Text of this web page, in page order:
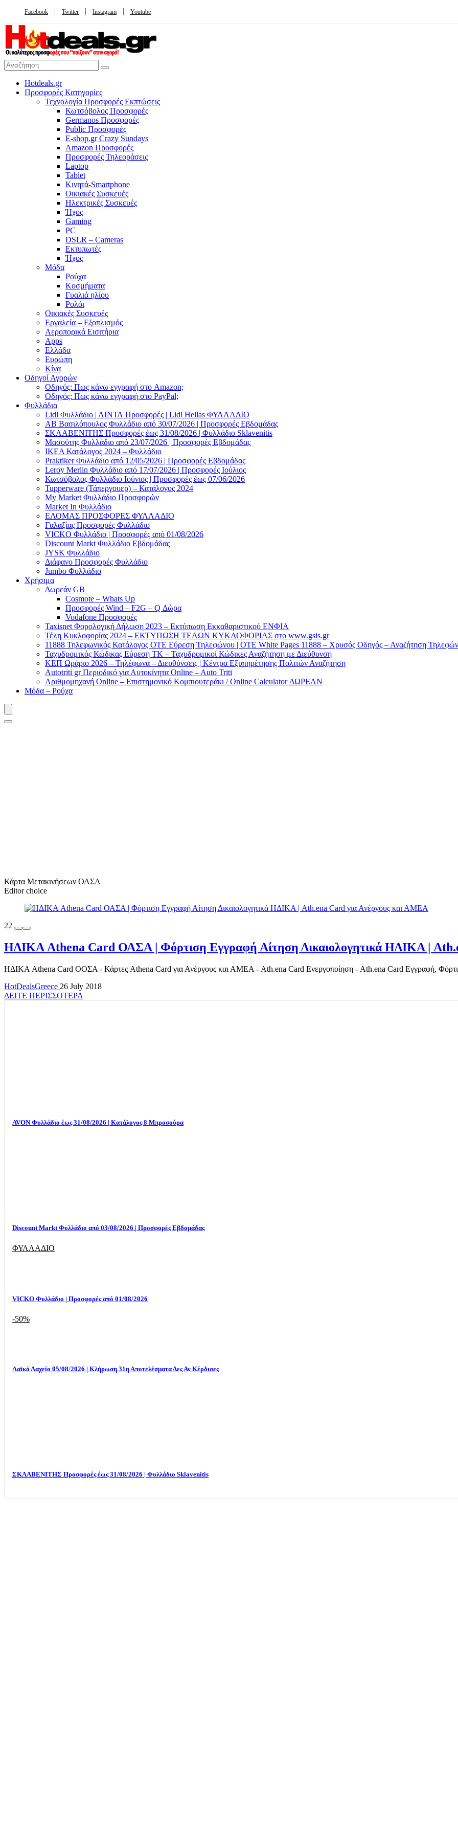
Facebook Twitter Instagram Youtube
Hotdeals.gr
Προσφορές Κατηγορίες
Τεχνολογία Προσφορές Εκπτώσεις
Κωτσόβολος Προσφορές
Germanos Προσφορές
Public Προσφορές
E-shop.gr Crazy Sundays
Amazon Προσφορές
Προσφορές Τηλεοράσεις
Laptop
Tablet
Κινητά-Smartphone
Οικιακές Συσκευές
Hλεκτρικές Συσκευές
Ήχος
Gaming
PC
DSLR – Cameras
Εκτυπωτές
Ήχος
Μόδα
Ρούχα
Κοσμήματα
Γυαλιά ηλίου
Ρολόι
Οικιακές Συσκευές
Εργαλεία – Εξοπλισμός
Αεροπορικά Εισιτήρια
Apps
Ελλάδα
Ευρώπη
Κίνα
Οδηγοί Αγορών
Οδηγός: Πως κάνω εγγραφή στο Amazon;
Οδηγός: Πως κάνω εγγραφή στο PayPal;
Φυλλάδια
Lidl Φυλλάδιο | ΛΙΝΤΛ Προσφορές | Lidl Hellas ΦΥΛΛΑΔΙΟ
AB Βασιλόπουλος Φυλλάδιο από 30/07/2026 | Προσφορές Εβδομάδας
ΣΚΛΑΒΕΝΙΤΗΣ Προσφορές έως 31/08/2026 | Φυλλάδιο Sklavenitis
Μασούτης Φυλλάδιο από 23/07/2026 | Προσφορές Εβδομάδας
ΙΚΕΑ Κατάλογος 2024 – Φυλλάδιο
Praktiker Φυλλάδιο από 12/05/2026 | Προσφορές Εβδομάδας
Leroy Merlin Φυλλάδιο από 17/07/2026 | Προσφορές Ιούλιος
Κωτσόβολος Φυλλάδιο Ιούνιος | Προσφορές έως 07/06/2026
Tupperware (Τάπεργουερ) – Κατάλογος 2024
My Market Φυλλάδιο Προσφορών
Market In Φυλλάδιο
ΕΛΟΜΑΣ ΠΡΟΣΦΟΡΕΣ ΦΥΛΛΑΔΙΟ
Γαλαξίας Προσφορές Φυλλάδιο
VICKO Φυλλάδιο | Προσφορές από 01/08/2026
Discount Markt Φυλλάδιο Εβδομάδας
JYSK Φυλλάδιο
Διάφανο Προσφορές Φυλλάδιο
Jumbo Φυλλάδιο
Χρήσιμα
Δωρεάν GB
Cosmote – Whats Up
Προσφορές Wind – F2G – Q Δώρα
Vodafone Προσφορές
Taxisnet Φορολογική Δήλωση 2023 – Εκτύπωση Εκκαθαριστικού EΝΦΙΑ
Τέλη Kυκλοφορίας 2024 – ΕΚΤΥΠΩΣΗ ΤΕΛΩΝ ΚΥΚΛΟΦΟΡΙΑΣ στο www.gsis.gr
11888 Τηλεφωνικός Κατάλογος ΟΤΕ Εύρεση Τηλεφώνου | OTE White Pages 11888 – Χρυσός Οδηγός – Αναζήτηση
Ταχυδρομικός Κώδικας Εύρεση ΤΚ – Ταχυδρομικοί Κώδικες Αναζήτηση με Διεύθυνση
ΚΕΠ Ωράριο 2026 – Τηλέφωνα – Διευθύνσεις | Κέντρα Εξυπηρέτησης Πολιτών Αναζήτηση
Autotriti gr Περιοδικό για Αυτοκίνητα Online – Auto Triti
Αριθμομηχανή Online – Επιστημονικό Κομπιουτεράκι / Online Calculator ΔΩΡΕΑΝ
Μόδα – Ρούχα
Κάρτα Μετακινήσεων ΟΑΣΑ
Editor choice
22
ΗΔΙΚΑ Athena Card ΟΑΣΑ | Φόρτιση Εγγραφή Αίτηση Δικαιολογητικά ΗΔΙΚΑ |
ΗΔΙΚΑ Athena Card ΟΟΣΑ - Κάρτες Athena Card για Ανέργους και ΑΜΕΑ - Ath.ena Card Ενεργοποίηση - Ath.ena Card Εγγραφή,
HotDealsGreece 26 July 2018
ΔΕΙΤΕ ΠΕΡΙΣΣΟΤΕΡΑ
AVON Φυλλάδιο έως 31/08/2026 | Κατάλογος 8 Μπροσούρα
Discount Markt Φυλλάδιο από 03/08/2026 | Προσφορές Εβδομάδας
ΦΥΛΛΑΔΙΟ
VICKO Φυλλάδιο | Προσφορές από 01/08/2026
-50%
Λαϊκό Λαχείο 05/08/2026 | Κλήρωση 31η Αποτελέσματα Δες Αν Κέρδισες
ΣΚΛΑΒΕΝΙΤΗΣ Προσφορές έως 31/08/2026 | Φυλλάδιο Sklavenitis